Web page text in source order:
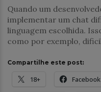
Quando um
implementar um chat
linguagem escolhida.
como por exemplo,
Compartilhe este post:
18+ Facebook